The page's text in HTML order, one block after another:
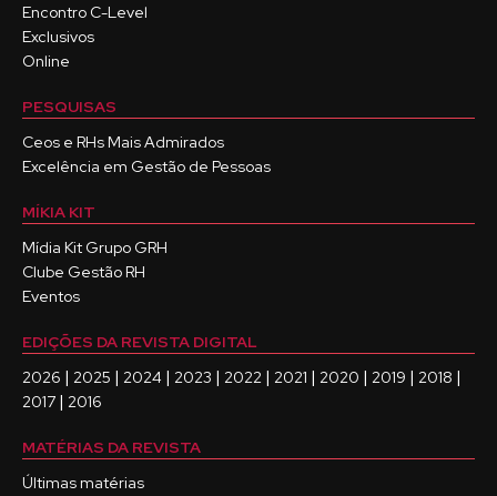
Encontro C-Level
Exclusivos
Online
PESQUISAS
Ceos e RHs Mais Admirados
Excelência em Gestão de Pessoas
MÍKIA KIT
Mídia Kit Grupo GRH
Clube Gestão RH
Eventos
EDIÇÕES DA REVISTA DIGITAL
2026 | 2025 | 2024 | 2023 | 2022 | 2021 | 2020 | 2019 | 2018 |
2017 | 2016
MATÉRIAS DA REVISTA
Últimas matérias